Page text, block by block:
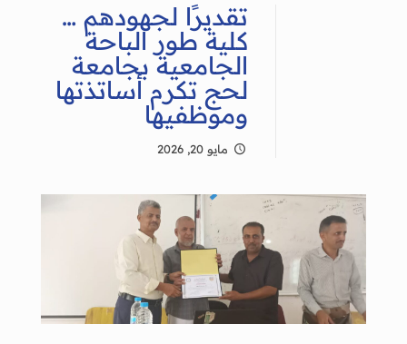
تقديرًا لجهودهم …
كلية طور الباحة
الجامعية بجامعة
لحج تكرم أساتذتها
وموظفيها
مايو 20, 2026